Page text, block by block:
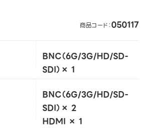
商品コード：050117
BNC（6G/3G/HD/SD-
SDI）× 1
BNC（6G/3G/HD/SD-
SDI）× 2
HDMI × 1